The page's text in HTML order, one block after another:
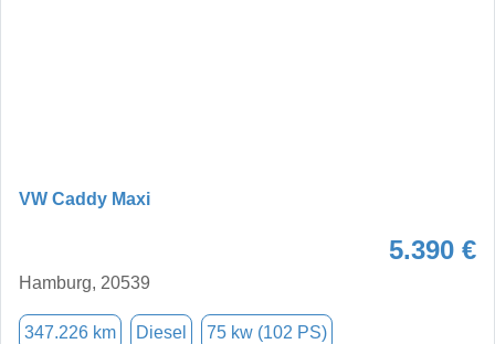
VW Caddy Maxi
5.390 €
Hamburg, 20539
347.226 km Diesel 75 kw (102 PS)